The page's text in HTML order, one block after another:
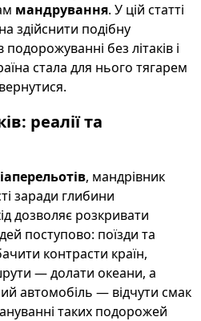
мандрування. У цій статті
здійснити подібну
без літаків і
стала для нього тягарем
реалії та
, мандрівник
заради глибини
дозволяє розкривати
поступово: поїзди та
контрасти країн,
— долати океани, а
автомобіль — відчути смак
таких подорожей